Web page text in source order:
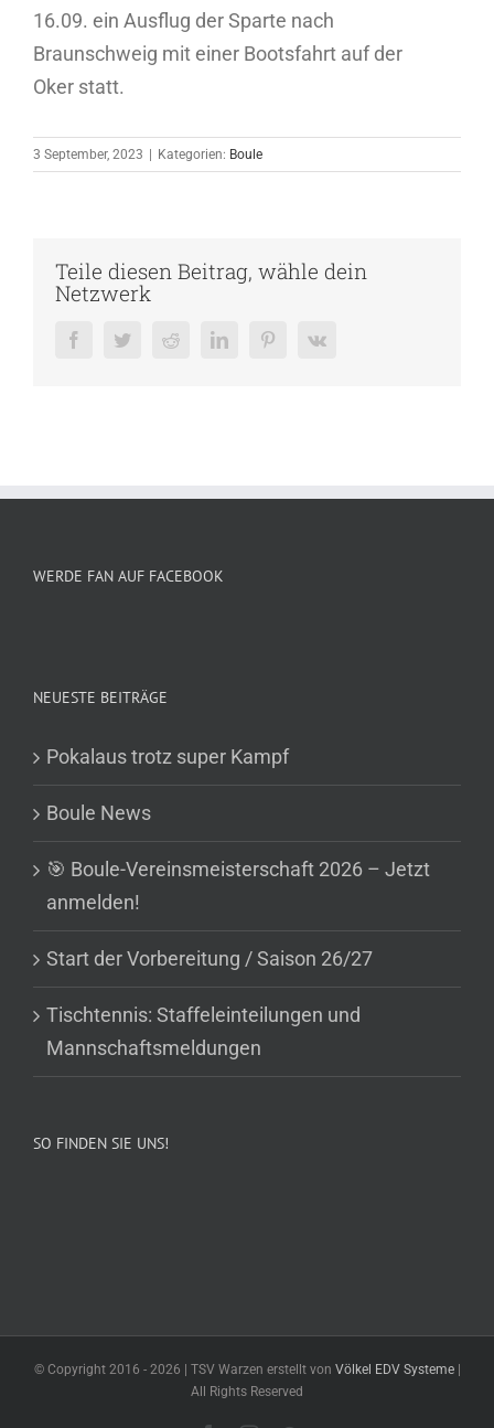
16.09. ein Ausflug der Sparte nach
Braunschweig mit einer Bootsfahrt auf der
Oker statt.
3 September, 2023 | Kategorien: Boule
Teile diesen Beitrag, wähle dein
Netzwerk
FacebookTwitterRedditLinkedInPinterestVk
WERDE FAN AUF FACEBOOK
NEUESTE BEITRÄGE
Pokalaus trotz super Kampf
Boule News
🎯 Boule-Vereinsmeisterschaft 2026 – Jetzt
anmelden!
Start der Vorbereitung / Saison 26/27
Tischtennis: Staffeleinteilungen und
Mannschaftsmeldungen
SO FINDEN SIE UNS!
© Copyright 2016 - 2026 | TSV Warzen erstellt von Völkel EDV Systeme|
All Rights Reserved